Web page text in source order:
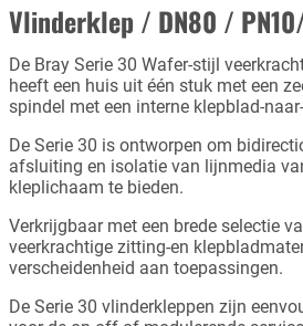
Vlinderklep / DN80 /
De Bray Serie 30 Wafer-stijl
heeft een huis uit één stuk met een
spindel met een interne klepblad-
De Serie 30 is ontworpen om
afsluiting en isolatie van lijnmedia
kleplichaam te bieden.
Verkrijgbaar met een brede selectie
veerkrachtige zitting-en
verscheidenheid aan toepassingen.
De Serie 30 vlinderkleppen zijn